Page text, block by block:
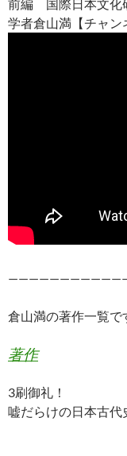
前編 国際日本文化
学者倉山満【チャン
倉山満の著作一覧で
著作
3刷御礼！
嘘だらけの日本古代